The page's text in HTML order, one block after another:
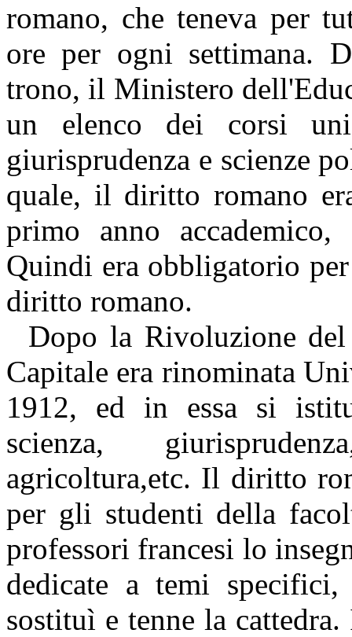
romano, cheteneva per
ore per ogni settimana.
trono, il Ministero
un elenco dei corsi
giurisprudenza e scienze
quale, il diritto romano
primo anno
Quindi era obbligatorio
diritto romano.
Dopo la Rivoluzione
Capitale era rinominata
1912, ed in essa si
scienza,
agricoltura,etc. Il diritto
per gli studenti della
professori francesi lo
dedicate a temi
sostituì e tenne la